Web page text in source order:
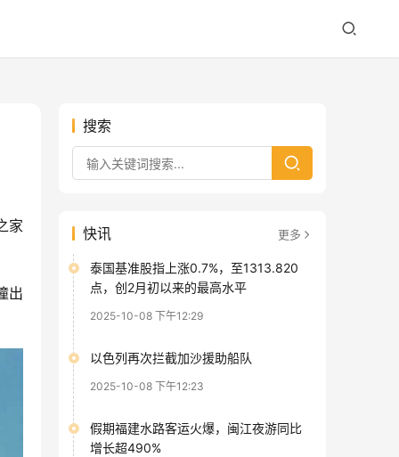
家
出
搜索
快讯 更多
泰国基准股指上涨0.7%，至1313.820
点，创2月初以来的最高水平
2025-10-08 下午12:29
以色列再次拦截加沙援助船队
2025-10-08 下午12:23
假期福建水路客运火爆，闽江夜游同比
增长超490%